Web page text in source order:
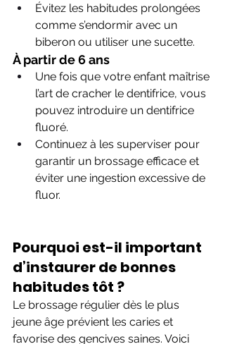
Évitez les habitudes prolongées
comme s’endormir avec un
biberon ou utiliser une sucette.
À partir de 6 ans
Une fois que votre enfant maîtrise
l’art de cracher le dentifrice, vous
pouvez introduire un dentifrice
fluoré.
Continuez à les superviser pour
garantir un brossage efficace et
éviter une ingestion excessive de
fluor.
Pourquoi est-il important
d’instaurer de bonnes
habitudes tôt ?
Le brossage régulier dès le plus
jeune âge prévient les caries et
favorise des gencives saines. Voici